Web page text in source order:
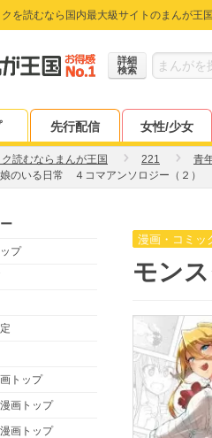
を読むなら国内最大級サイトのまんが王国
詳細
検索
先行配信 女性/少女
読むならまんが王国 221 青
のいる日常 ４コマアンソロジー（２）
プ
トップ
画トップ
画トップ
漫画・コミッ
モン